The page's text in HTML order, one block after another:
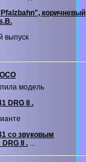
коричневый
выпуск
модель
DRG II .
со звуковым
II . ...